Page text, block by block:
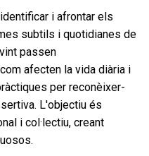
UDG
i afrontar els
subtils i quotidianes de
passen
afecten la vida diària i
per reconèixer-
L'objectiu és
i col·lectiu, creant